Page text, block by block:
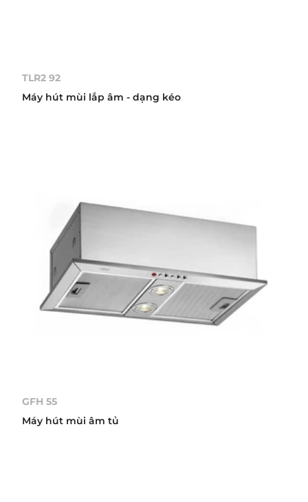
TLR2 92
Máy hút mùi lắp âm - dạng kéo
GFH 55
Máy hút mùi âm tủ